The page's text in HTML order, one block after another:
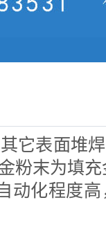
它表面堆
粉末为填
动化程度